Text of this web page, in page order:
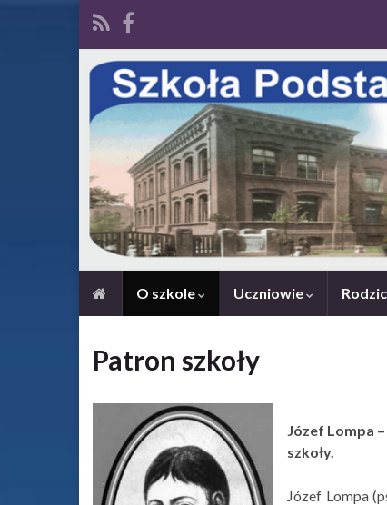
O szkole Uczniowie
Patron szkoły
Józef Lompa
szkoły.
Józef Lompa